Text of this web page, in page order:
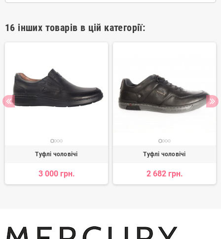
16 інших товарів в цій категорії:
Туфлі чоловічі
3 000 грн.
Туфлі чоловічі
2 682 грн.